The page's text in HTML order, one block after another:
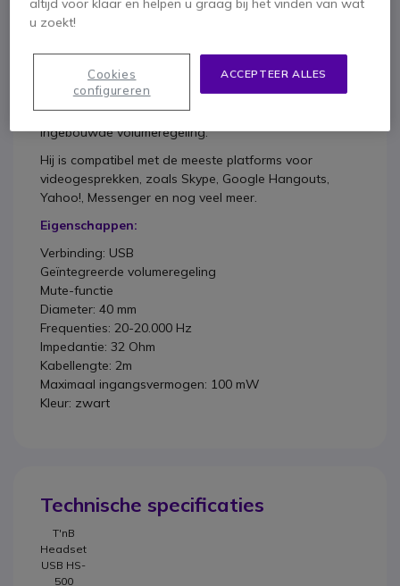
hoge tonen met langdurig comfort dankzij de
gewatteerde oorkussens, de zachte rubberen
Deze headset is uitgerust met een unidirectionele
microfoon en heeft volledige controle over uw
communicatie met de "mute" -functie en de
ingebouwde volumeregeling.
Hij is compatibel met de meeste platforms voor
videogesprekken, zoals Skype, Google Hangouts,
Yahoo!, Messenger en nog veel meer.
Eigenschappen:
Verbinding: USB
Geïntegreerde volumeregeling
Mute-functie
Diameter: 40 mm
Frequenties: 20-20.000 Hz
Impedantie: 32 Ohm
Kabellengte: 2m
Maximaal ingangsvermogen: 100 mW
Kleur: zwart
Technische specificaties
T'nB
Headset
USB HS-
500
altijd voor klaar en helpen u graag bij het vinden van wat
u zoekt!
ACCEPTEER ALLES
Cookies
configureren